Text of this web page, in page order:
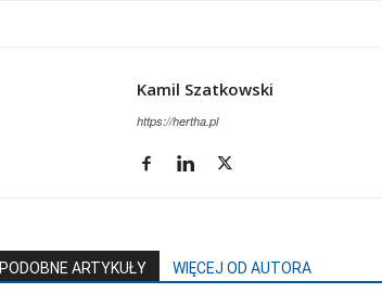
Kamil Szatkowski
https://hertha.pl
PODOBNE ARTYKUŁY WIĘCEJ OD AUTORA